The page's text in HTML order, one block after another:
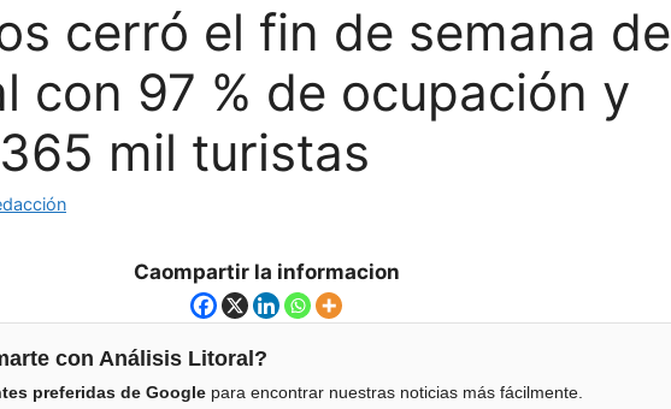
cerró el fin de semana de
con 97 % de ocupación y
mil turistas
Caompartir la informacion
con Análisis Litoral?
preferidas de Google para encontrar nuestras noticias más fácilmente.